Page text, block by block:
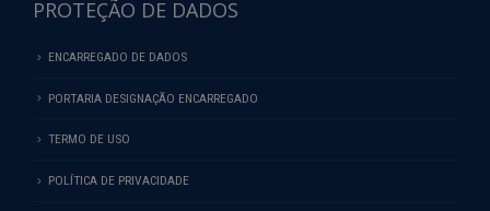
PROTEÇÃO DE DADOS
ENCARREGADO DE DADOS
PORTARIA DESIGNAÇÃO ENCARREGADO
TERMO DE USO
POLÍTICA DE PRIVACIDADE